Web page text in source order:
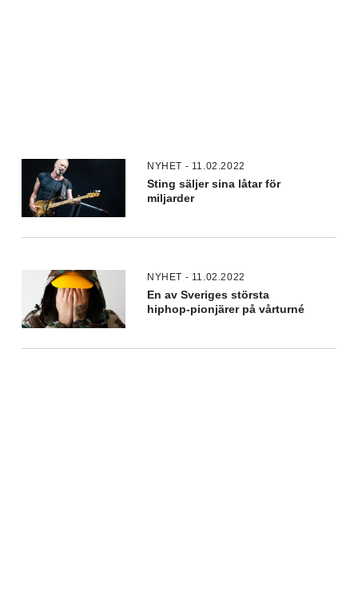
NYHET - 11.02.2022
Sting säljer sina låtar för
miljarder
NYHET - 11.02.2022
En av Sveriges största
hiphop-pionjärer på vårturné